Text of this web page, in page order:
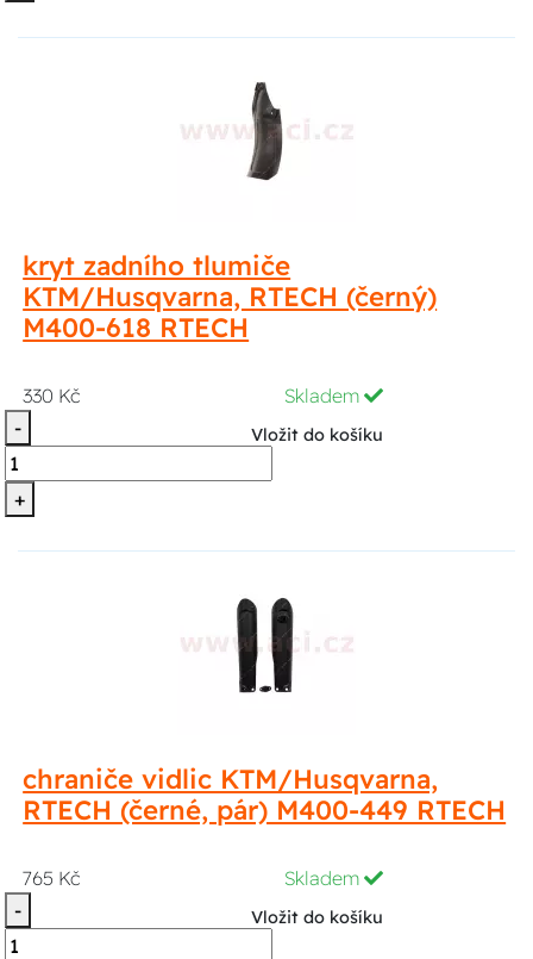
kryt zadního tlumiče
KTM/Husqvarna, RTECH (černý)
M400-618 RTECH
330 Kč
Skladem
-
+
Vložit do košíku
chraniče vidlic KTM/Husqvarna,
RTECH (černé, pár) M400-449 RTECH
765 Kč
Skladem
-
Vložit do košíku